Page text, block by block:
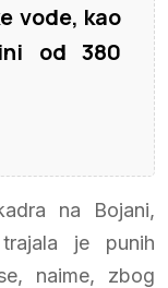
vode, kao
od 380
na Bojani,
je punih
naime, zbog